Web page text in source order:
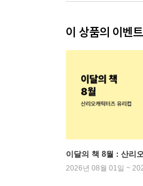
이 상품의 이벤트
이달의 책 8월 : 산리
2026년 08월 01일 ~